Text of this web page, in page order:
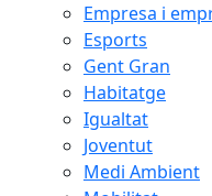
Empresa i
Esports
Gent Gran
Habitatge
Igualtat
Joventut
Medi Ambient